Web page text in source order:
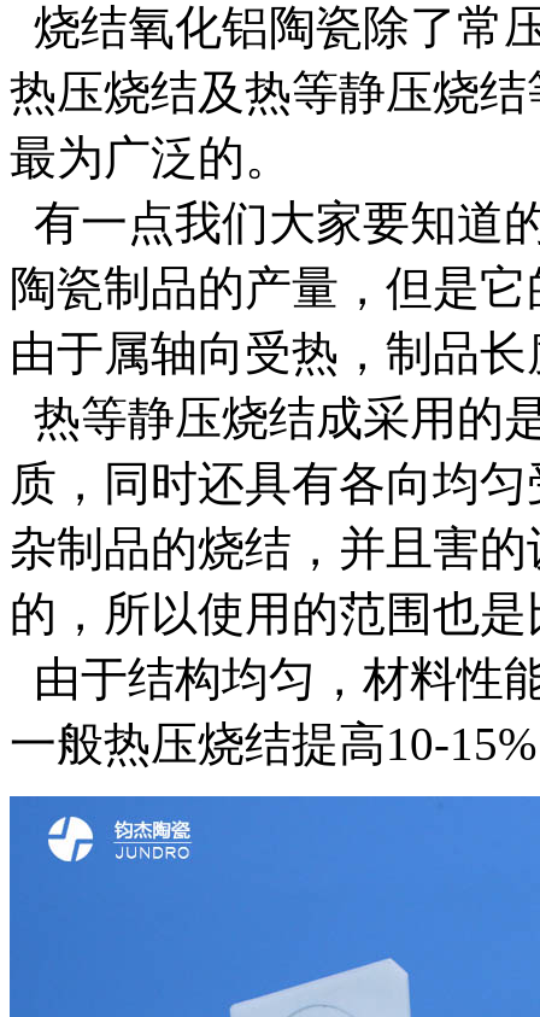
烧结氧化铝陶瓷除了常
热压烧结及热等静压烧
最为广泛的。
有一点我们大家要知道
陶瓷制品的产量，但是
由于属轴向受热，制品
热等静压烧结成采用的
质，同时还具有各向均
杂制品的烧结，并且害
的，所以使用的范围也
由于结构均匀，材料性
一般热压烧结提高10-